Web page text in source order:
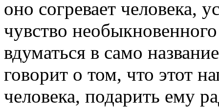
оно согревает человека,
чувство
вдуматься в само
говорит о том, что этот
человека, подарить ему